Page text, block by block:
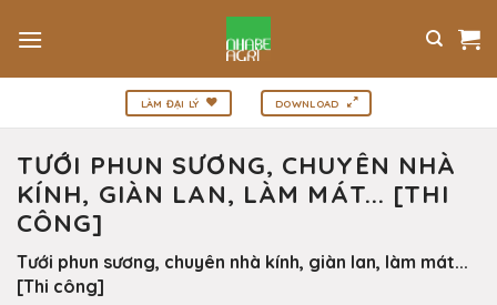
qua
nội
dung
LÀM ĐẠI LÝ DOWNLOAD
TƯỚI PHUN SƯƠNG, CHUYÊN NHÀ
KÍNH, GIÀN LAN, LÀM MÁT... [THI
CÔNG]
Tưới phun sương, chuyên nhà kính, giàn lan, làm mát...
[Thi công]